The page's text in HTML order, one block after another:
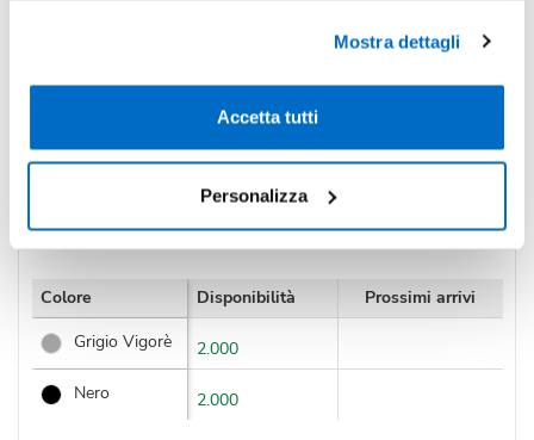
Mostra dettagli
Accetta tutti
Personalizza
IVA incl. Totale:
€ 827,89
Colore Disponibilità
Prossimi arrivi
Grigio Vigorè
2.000
Nero
2.000